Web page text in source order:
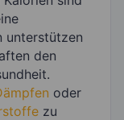
unterstützen
den
oder
zu